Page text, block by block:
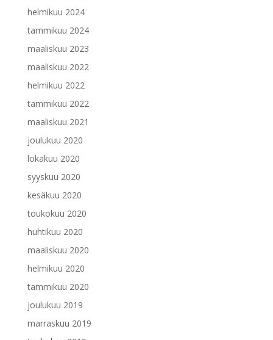
helmikuu 2024
tammikuu 2024
maaliskuu 2023
maaliskuu 2022
helmikuu 2022
tammikuu 2022
maaliskuu 2021
joulukuu 2020
lokakuu 2020
syyskuu 2020
kesäkuu 2020
toukokuu 2020
huhtikuu 2020
maaliskuu 2020
helmikuu 2020
tammikuu 2020
joulukuu 2019
marraskuu 2019